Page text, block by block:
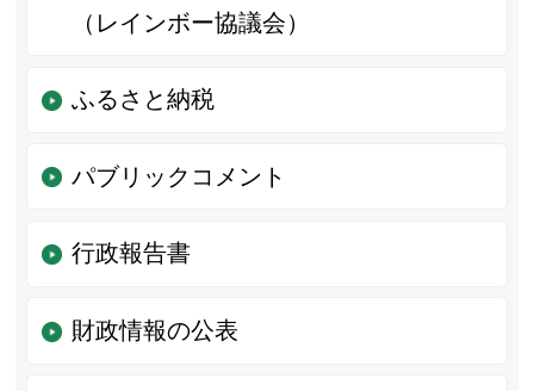
（レインボー協議会）
ふるさと納税
パブリックコメント
行政報告書
財政情報の公表